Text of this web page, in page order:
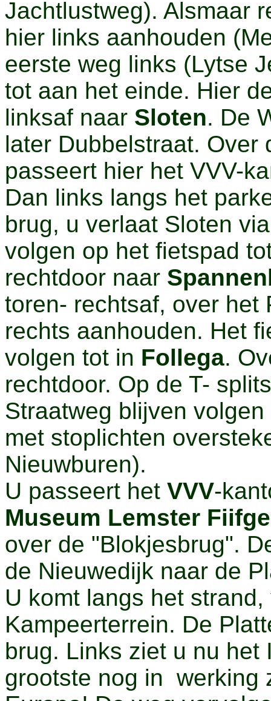
Jachtlustweg). Alsmaar
hier links aanhouden
eerste weg links (Lytse
tot aan het einde. Hier
linksaf naar Sloten. De
later Dubbelstraat. Over
passeert hier het VVV-
Dan links langs het
brug, u verlaat Sloten
volgen op het fietspad
rechtdoor naar
toren- rechtsaf, over het
rechts aanhouden. Het
volgen tot in Follega.
rechtdoor. Op de T-
Straatweg blijven
met stoplichten
Nieuwburen).
U passeert het VVV-
Museum Lemster
over de "Blokjesbrug".
de Nieuwedijk naar de
U komt langs het
Kampeerterrein. De
brug. Links ziet u nu het
grootste nog in werking